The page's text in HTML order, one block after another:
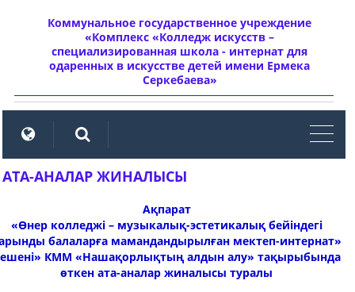
Коммунальное государственное учреждение
«Комплекс «Колледж искусств –
специализированная школа - интернат для
одаренных в искусстве детей имени Ермека
Серкебаева»
АТА-АНАЛАР ЖИНАЛЫСЫ
Ақпарат
«Өнер колледжі – музыкалық-эстетикалық бейіндегі
балаларға мамандандырылған мектеп-интернат»
КММ «Нашақорлықтың алдын алу» тақырыбында
өткен ата-аналар жиналысы туралы